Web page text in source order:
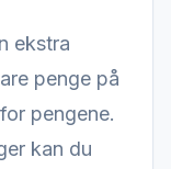
ekstra
penge på
pengene.
kan du